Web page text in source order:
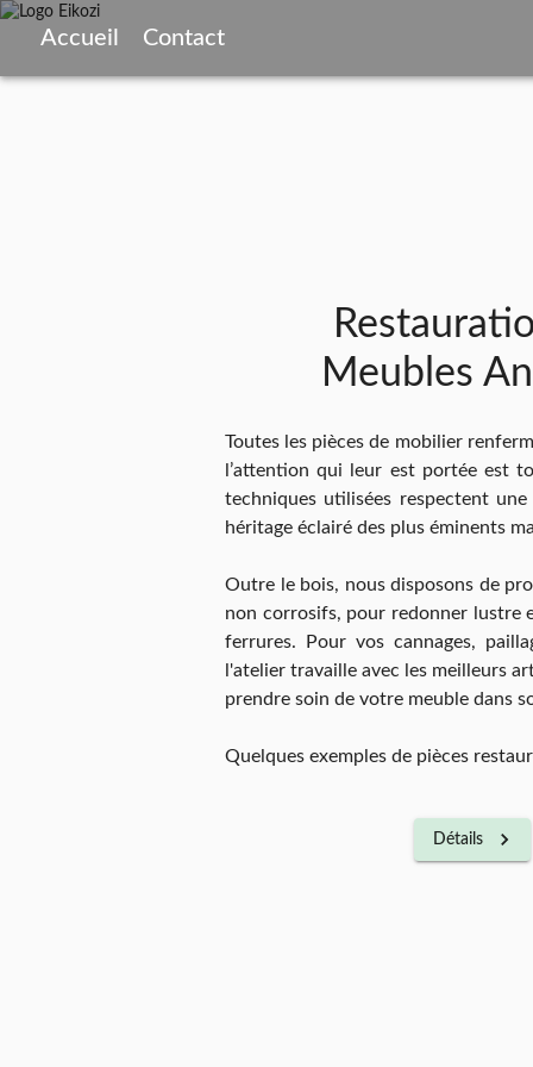
Accueil Contact
Meubles
Toutes les pièces de mobilier
l’attention qui leur est portée est
techniques utilisées respectent
héritage éclairé des plus éminents
Outre le bois, nous disposons de
non corrosifs, pour redonner lustre
ferrures. Pour vos cannages,
l'atelier travaille avec les meilleurs
prendre soin de votre meuble dans
Quelques exemples de pièces
Détails